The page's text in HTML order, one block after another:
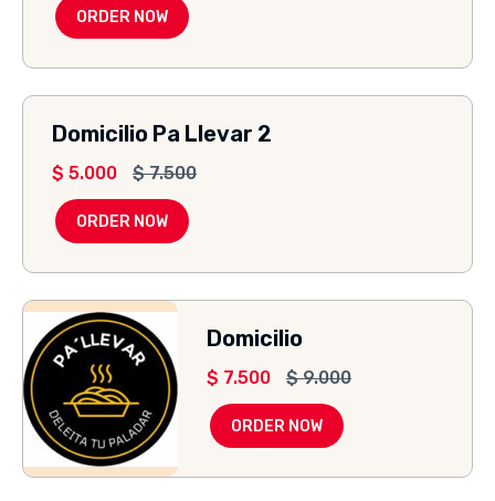
ORDER NOW
Domicilio Pa Llevar 2
$ 5.000 $7.500
ORDER NOW
Domicilio
$ 7.500 $9.000
ORDER NOW